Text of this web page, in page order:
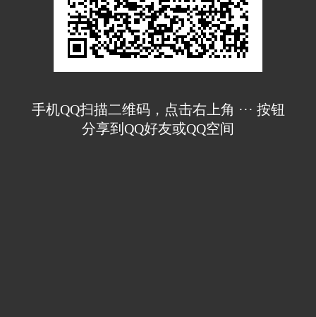
手机QQ扫描二维码，点击右上角 ··· 按钮
分享到QQ好友或QQ空间